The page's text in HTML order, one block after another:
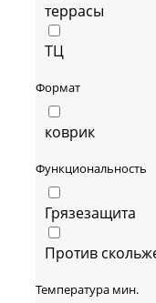
террасы
ТЦ
Формат
коврик
Функциональность
Грязезащита
Против
Температура мин.